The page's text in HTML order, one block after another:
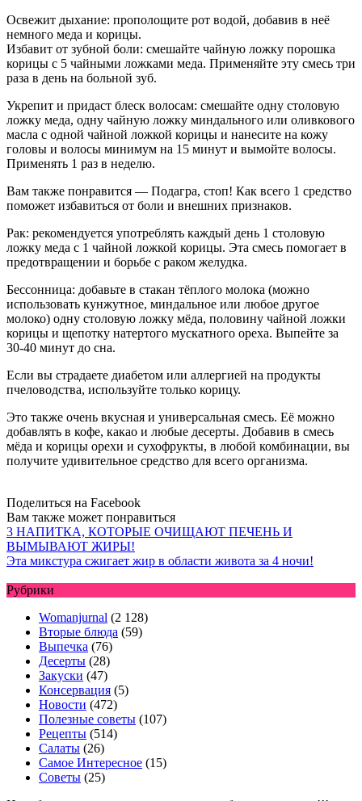
Освежит дыхание: прополощите рот водой, добавив в неё
немного меда и корицы.
Избавит от зубной боли: смешайте чайную ложку порошка
корицы с 5 чайными ложками меда. Применяйте эту смесь три
раза в день на больной зуб.
Укрепит и придаст блеск волосам: смешайте одну столовую
ложку меда, одну чайную ложку миндального или оливкового
масла с одной чайной ложкой корицы и нанесите на кожу
головы и волосы минимум на 15 минут и вымойте волосы.
Применять 1 раз в неделю.
Вам также понравится — Подагра, стоп! Как всего 1 средство
поможет избавиться от боли и внешних признаков.
Рак: рекомендуется употреблять каждый день 1 столовую
ложку меда с 1 чайной ложкой корицы. Эта смесь помогает в
предотвращении и борьбе с раком желудка.
Бессонница: добавьте в стакан тёплого молока (можно
использовать кунжутное, миндальное или любое другое
молоко) одну столовую ложку мёда, половину чайной ложки
корицы и щепотку натертого мускатного ореха. Выпейте за
30-40 минут до сна.
Если вы страдаете диабетом или аллергией на продукты
пчеловодства, используйте только корицу.
Это также очень вкусная и универсальная смесь. Её можно
добавлять в кофе, какао и любые десерты. Добавив в смесь
мёда и корицы орехи и сухофрукты, в любой комбинации, вы
получите удивительное средство для всего организма.
Поделиться на Facebook
Вам также может понравиться
3 НАПИТКА, КОТОРЫЕ ОЧИЩАЮТ ПЕЧЕНЬ И
ВЫМЫВАЮТ ЖИРЫ!
Эта микстура сжигает жир в области живота за 4 ночи!
Рубрики
Womanjurnal (2 128)
Вторые блюда (59)
Выпечка (76)
Десерты (28)
Закуски (47)
Консервация (5)
Новости (472)
Полезные советы (107)
Рецепты (514)
Салаты (26)
Самое Интересное (15)
Советы (25)